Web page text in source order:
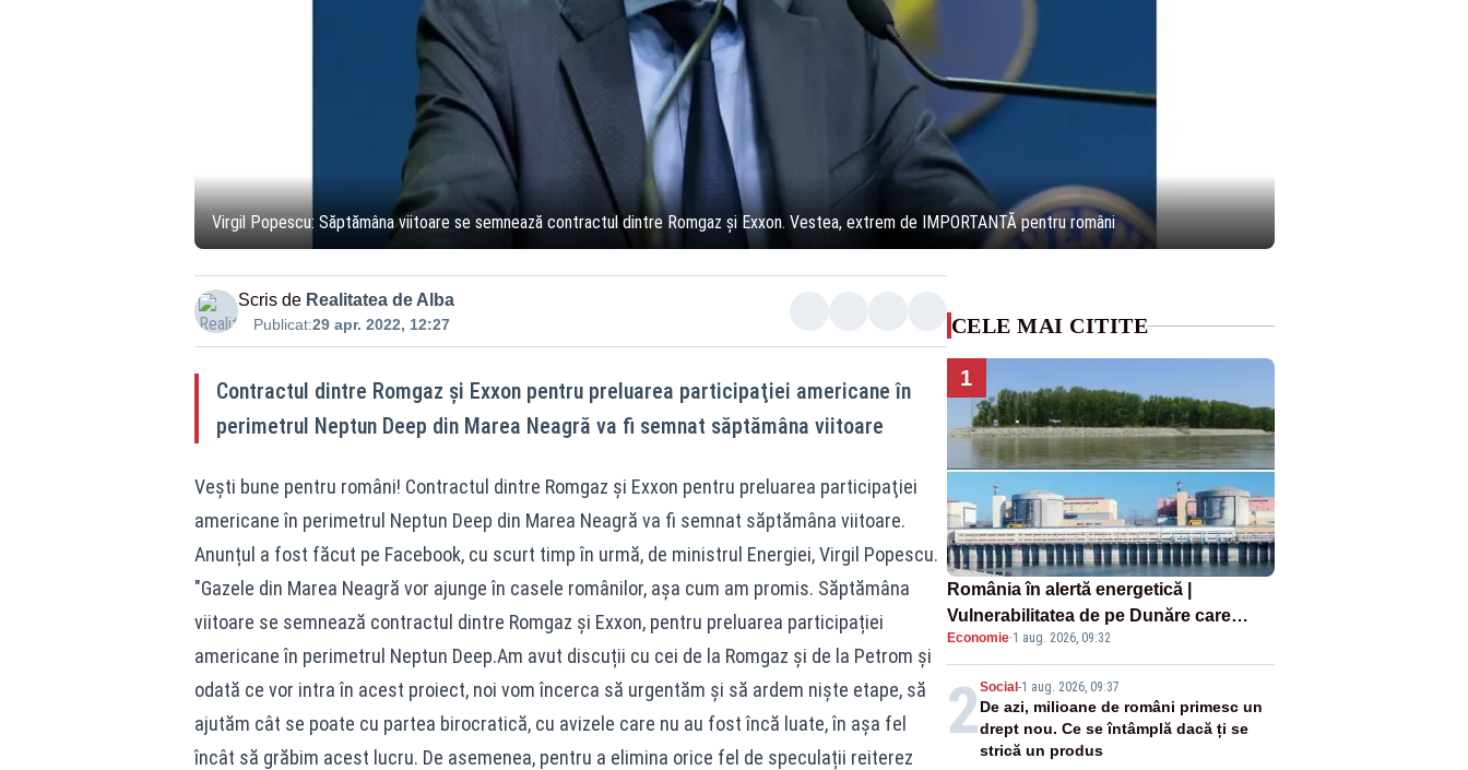
Virgil Popescu: Săptămâna viitoare se semnează contractul dintre Romgaz și Exxon. Vestea, extrem de IMPORTANTĂ pentru români
Scris de Realitatea de Alba
Publicat:29 apr. 2022, 12:27
Contractul dintre Romgaz şi Exxon pentru preluarea participaţiei americane în
perimetrul Neptun Deep din Marea Neagră va fi semnat săptămâna viitoare
Vești bune pentru români! Contractul dintre Romgaz şi Exxon pentru preluarea participaţiei
americane în perimetrul Neptun Deep din Marea Neagră va fi semnat săptămâna viitoare.
Anunțul a fost făcut pe Facebook, cu scurt timp în urmă, de ministrul Energiei, Virgil Popescu.
"Gazele din Marea Neagră vor ajunge în casele românilor, așa cum am promis. Săptămâna
viitoare se semnează contractul dintre Romgaz și Exxon, pentru preluarea participației
americane în perimetrul Neptun Deep.Am avut discuții cu cei de la Romgaz și de la Petrom și
odată ce vor intra în acest proiect, noi vom încerca să urgentăm și să ardem niște etape, să
ajutăm cât se poate cu partea birocratică, cu avizele care nu au fost încă luate, în așa fel
încât să grăbim acest lucru. De asemenea, pentru a elimina orice fel de speculații reiterez
CELE MAI CITITE
1
România în alertă energetică |
Vulnerabilitatea de pe Dunăre care
pune în pericol Centrala Cernavodă era
cunoscută de pe vremea lui Ceaușescu
Economie·1 aug. 2026, 09:32
2Social -1 aug. 2026, 09:37
De azi, milioane de români primesc un
drept nou. Ce se întâmplă dacă ți se
strică un produs